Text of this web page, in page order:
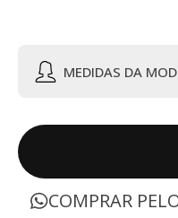
MEDIDAS DA
COMPRAR